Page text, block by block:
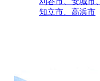
知立市、高浜市